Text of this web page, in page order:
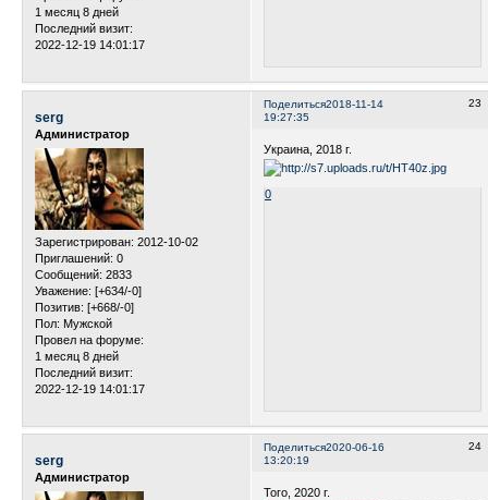
1 месяц 8 дней
Последний визит:
2022-12-19 14:01:17
Поделиться 23
2018-11-14
19:27:35
serg
Администратор
Зарегистрирован: 2012-10-02
Приглашений: 0
Сообщений: 2833
Уважение: [+634/-0]
Позитив: [+668/-0]
Пол: Мужской
Провел на форуме:
1 месяц 8 дней
Последний визит:
2022-12-19 14:01:17
Украина, 2018 г.
0
Поделиться 24
2020-06-16
13:20:19
serg
Администратор
Того, 2020 г.